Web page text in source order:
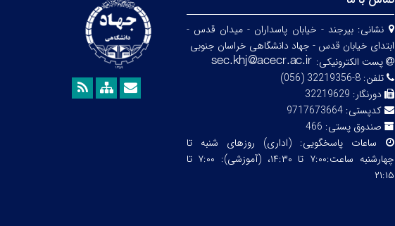
نشانی: بیرجند - خیابان پاسداران - میدان قدس -
ابتدای خیابان قدس - جهاد دانشگاهی خراسان جنوبی
پست الکترونیکی:
تلفن:8-32219356 (056)
دورنگار: 32219629
کدپستی:9717673664
صندوق پستی: 466
ساعات پاسخگویی: (اداری) روزهای شنبه تا
چهارشنبه ساعت:۷:۰۰ تا ۱۴:۳۰، (آموزشی): ۷:۰۰ تا
۲۱:۱۵